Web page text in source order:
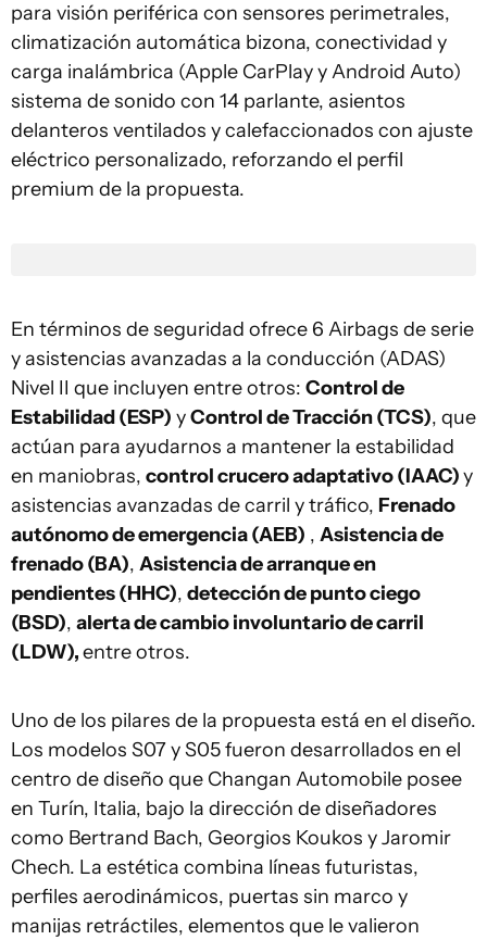
para visión periférica con sensores perimetrales,
climatización automática bizona, conectividad y
carga inalámbrica (Apple CarPlay y Android Auto)
sistema de sonido con 14 parlante, asientos
delanteros ventilados y calefaccionados con ajuste
eléctrico personalizado, reforzando el perfil
premium de la propuesta.
En términos de seguridad ofrece 6 Airbags de serie
y asistencias avanzadas a la conducción (ADAS)
Nivel II que incluyen entre otros: Control de
Estabilidad (ESP) yControl de Tracción (TCS), que
actúan para ayudarnos a mantener la estabilidad
en maniobras, control crucero adaptativo (IAAC)y
asistencias avanzadas de carril y tráfico, Frenado
autónomo de emergencia (AEB) , Asistencia de
frenado (BA), Asistencia de arranque en
pendientes (HHC), detección de punto ciego
(BSD), alerta de cambio involuntario de carril
(LDW),entre otros.
Uno de los pilares de la propuesta está en el diseño.
Los modelos S07 y S05 fueron desarrollados en el
centro de diseño que Changan Automobile posee
en Turín, Italia, bajo la dirección de diseñadores
como Bertrand Bach, Georgios Koukos y Jaromir
Chech. La estética combina líneas futuristas,
perfiles aerodinámicos, puertas sin marco y
manijas retráctiles, elementos que le valieron